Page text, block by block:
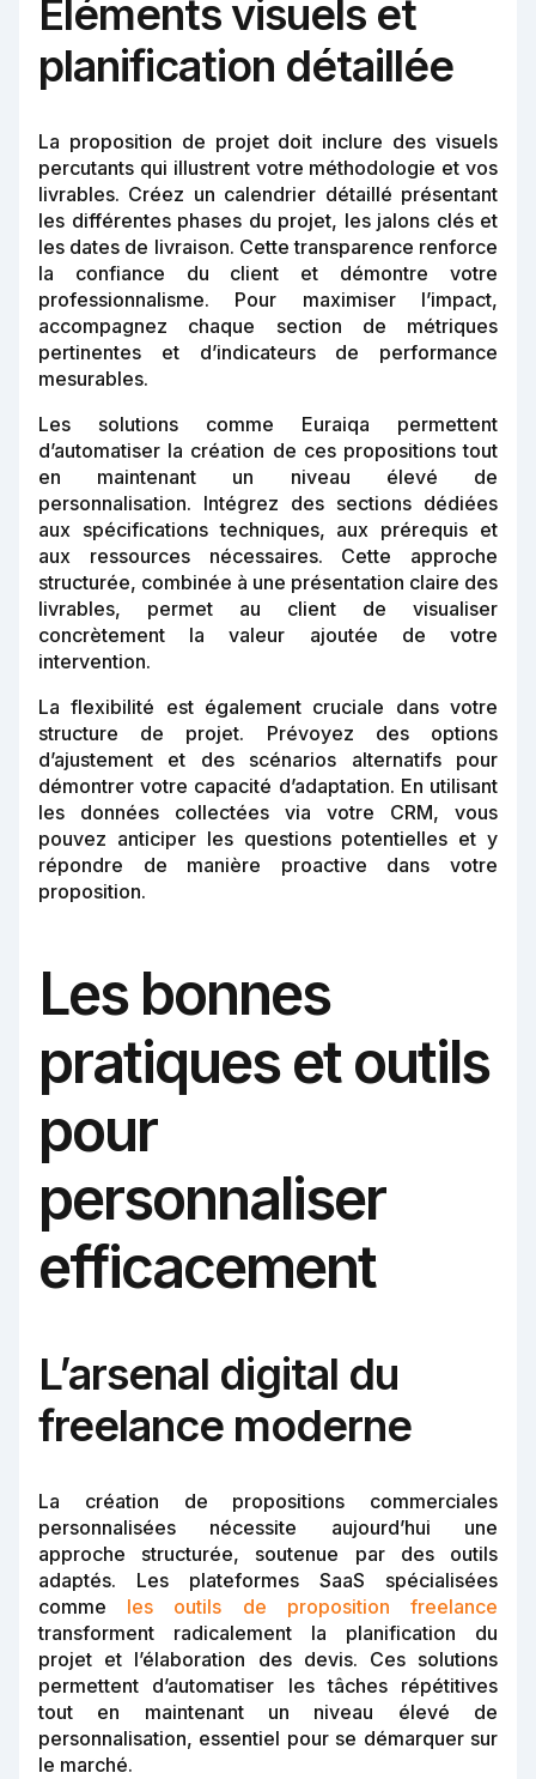
Éléments visuels et
planification détaillée
La proposition de projet doit inclure des visuels
percutants qui illustrent votre méthodologie et vos
livrables. Créez un calendrier détaillé présentant
les différentes phases du projet, les jalons clés et
les dates de livraison. Cette transparence renforce
la confiance du client et démontre votre
professionnalisme. Pour maximiser l’impact,
accompagnez chaque section de métriques
pertinentes et d’indicateurs de performance
mesurables.
Les solutions comme Euraiqa permettent
d’automatiser la création de ces propositions tout
en maintenant un niveau élevé de
personnalisation. Intégrez des sections dédiées
aux spécifications techniques, aux prérequis et
aux ressources nécessaires. Cette approche
structurée, combinée à une présentation claire des
livrables, permet au client de visualiser
concrètement la valeur ajoutée de votre
intervention.
La flexibilité est également cruciale dans votre
structure de projet. Prévoyez des options
d’ajustement et des scénarios alternatifs pour
démontrer votre capacité d’adaptation. En utilisant
les données collectées via votre CRM, vous
pouvez anticiper les questions potentielles et y
répondre de manière proactive dans votre
proposition.
Les bonnes
pratiques et outils
pour
personnaliser
efficacement
L’arsenal digital du
freelance moderne
La création de propositions commerciales
personnalisées nécessite aujourd’hui une
approche structurée, soutenue par des outils
adaptés. Les plateformes SaaS spécialisées
comme les outils de proposition freelance
transforment radicalement la planification du
projet et l’élaboration des devis. Ces solutions
permettent d’automatiser les tâches répétitives
tout en maintenant un niveau élevé de
personnalisation, essentiel pour se démarquer sur
le marché.